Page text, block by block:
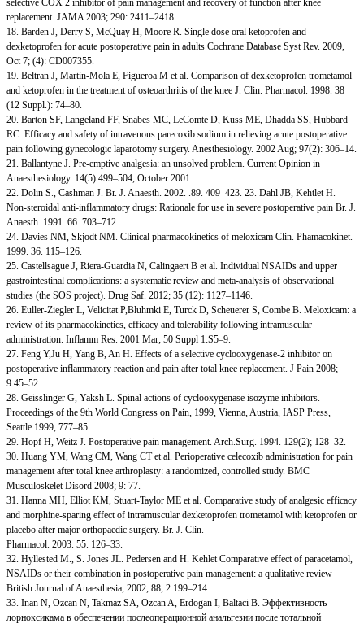
selective COX 2 inhibitor of pain management and recovery of function after knee
replacement. JAMA 2003; 290: 2411–2418.
18. Barden J, Derry S, McQuay H, Moore R. Single dose oral ketoprofen and
dexketoprofen for acute postoperative pain in adults Cochrane Database Syst Rev. 2009,
Oct 7; (4): CD007355.
19. Beltran J, Martin-Mola E, Figueroa M et al. Comparison of dexketoprofen trometamol
and ketoprofen in the treatment of osteoarthritis of the knee J. Clin. Pharmacol. 1998. 38
(12 Suppl.): 74–80.
20. Barton SF, Langeland FF, Snabes MC, LeComte D, Kuss ME, Dhadda SS, Hubbard
RC. Efficacy and safety of intravenous parecoxib sodium in relieving acute postoperative
pain following gynecologic laparotomy surgery. Anesthesiology. 2002 Aug; 97(2): 306–14.
21. Ballantyne J. Pre-emptive analgesia: an unsolved problem. Current Opinion in
Anaesthesiology. 14(5):499–504, October 2001.
22. Dolin S., Cashman J. Br. J. Anaesth. 2002. .89. 409–423. 23. Dahl JB, Kehtlet H.
Non-steroidal anti-inflammatory drugs: Rationale for use in severe postoperative pain Br. J.
Anaesth. 1991. 66. 703–712.
24. Davies NM, Skjodt NM. Clinical pharmacokinetics of meloxicam Clin. Phamacokinet.
1999. 36. 115–126.
25. Castellsague J, Riera-Guardia N, Calingaert B et al. Individual NSAIDs and upper
gastrointestinal complications: a systematic review and meta-analysis of observational
studies (the SOS project). Drug Saf. 2012; 35 (12): 1127–1146.
26. Euller-Ziegler L, Velicitat P,Bluhmki E, Turck D, Scheuerer S, Combe B. Meloxicam: a
review of its pharmacokinetics, efficacy and tolerability following intramuscular
administration. Inflamm Res. 2001 Mar; 50 Suppl 1:S5–9.
27. Feng Y,Ju H, Yang B, An H. Effects of a selective cyclooxygenase-2 inhibitor on
postoperative inflammatory reaction and pain after total knee replacement. J Pain 2008;
9:45–52.
28. Geisslinger G, Yaksh L. Spinal actions of cyclooxygenase isozyme inhibitors.
Proceedings of the 9th World Congress on Pain, 1999, Vienna, Austria, IASP Press,
Seattle 1999, 777–85.
29. Hopf H, Weitz J. Postoperative pain management. Arch.Surg. 1994. 129(2); 128–32.
30. Huang YM, Wang CM, Wang CT et al. Perioperative celecoxib administration for pain
management after total knee arthroplasty: a randomized, controlled study. BMC
Musculoskelet Disord 2008; 9: 77.
31. Hanna MH, Elliot KM, Stuart-Taylor ME et al. Comparative study of analgesic efficacy
and morphine-sparing effect of intramuscular dexketoprofen trometamol with ketoprofen or
placebo after major orthopaedic surgery. Br. J. Clin.
Pharmacol. 2003. 55. 126–33.
32. Hyllested M., S. Jones JL. Pedersen and H. Kehlet Comparative effect of paracetamol,
NSAIDs or their combination in postoperative pain management: a qualitative review
British Journal of Anaesthesia, 2002, 88, 2 199–214.
33. Inan N, Ozcan N, Takmaz SA, Ozcan A, Erdogan I, Baltaci B. Эффективность
лорноксикама в обеспечении послеоперационной анальгезии после тотальной